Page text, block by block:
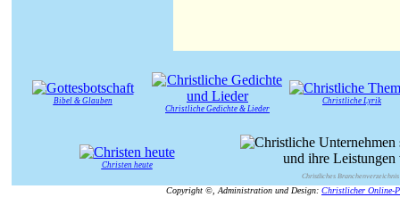
Bibel & Glauben
Christliche Gedichte & Lieder
Christliche Lyrik
Christen heute
Christliches Branchenverzeichnis
Copyright ©, Administration und Design: Christlicher Online-